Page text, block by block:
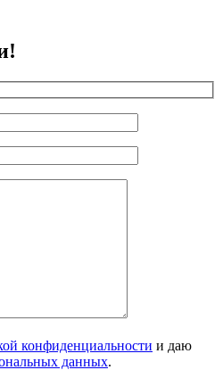
конфиденциальности и даю
данных.